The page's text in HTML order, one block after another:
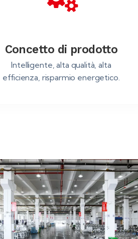
Concetto di prodotto
Intelligente, alta qualità, alta
efficienza, risparmio energetico.